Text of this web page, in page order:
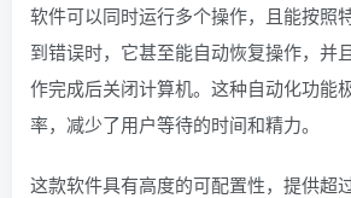
软件可以同时运行多个操作，且能按照
到错误时，它甚至能自动恢复操作，并
作完成后关闭计算机。这种自动化功能
率，减少了用户等待的时间和精力。
这款软件具有高度的可配置性，提供超